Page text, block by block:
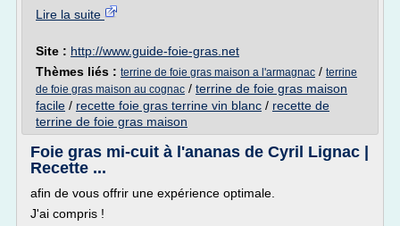
Lire la suite
Site : http://www.guide-foie-gras.net
Thèmes liés : terrine de foie gras maison a l'armagnac / terrine
de foie gras maison au cognac / terrine de foie gras maison
facile / recette foie gras terrine vin blanc / recette de
terrine de foie gras maison
Foie gras mi-cuit à l'ananas de Cyril Lignac |
Recette ...
afin de vous offrir une expérience optimale.
J'ai compris !